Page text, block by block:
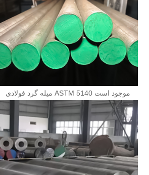
میله گرد فولادی ASTM 5140 موجود است